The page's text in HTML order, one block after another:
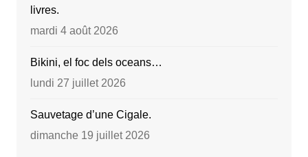
livres.
mardi 4 août 2026
Bikini, el foc dels oceans…
lundi 27 juillet 2026
Sauvetage d’une Cigale.
dimanche 19 juillet 2026